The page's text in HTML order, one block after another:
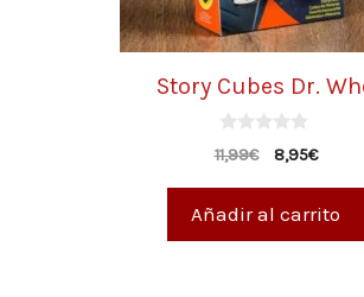
Story Cubes Dr.
0
d
11,99€ 8,95€
Añadir al carrito